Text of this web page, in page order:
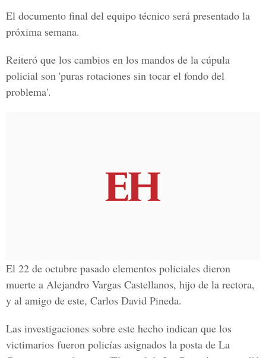
El documento final del equipo técnico será presentado la
próxima semana.
Reiteró que los cambios en los mandos de la cúpula
policial son 'puras rotaciones sin tocar el fondo del
problema'.
El 22 de octubre pasado elementos policiales dieron
muerte a Alejandro Vargas Castellanos, hijo de la rectora,
y al amigo de este, Carlos David Pineda.
Las investigaciones sobre este hecho indican que los
victimarios fueron policías asignados la posta de La